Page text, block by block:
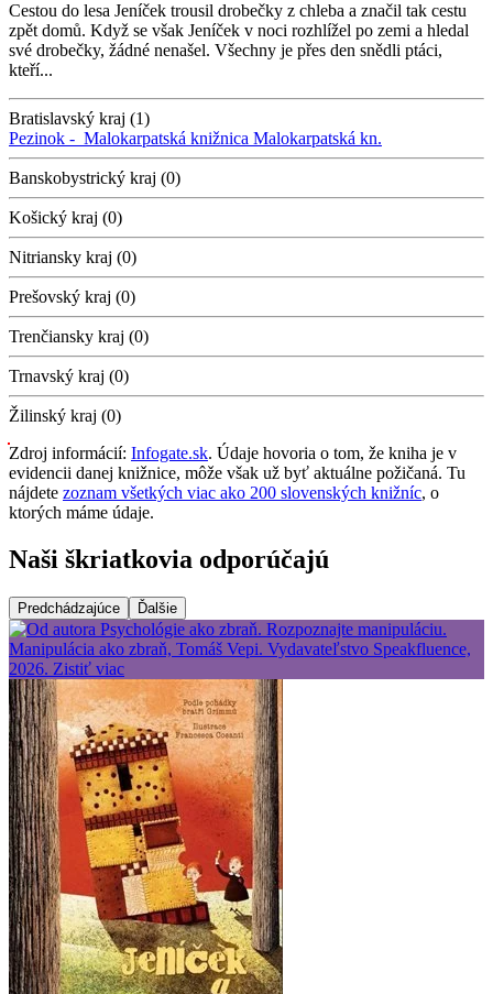
Cestou do lesa Jeníček trousil drobečky z chleba a značil tak cestu
zpět domů. Když se však Jeníček v noci rozhlížel po zemi a hledal
své drobečky, žádné nenašel. Všechny je přes den snědli ptáci,
kteří...
Bratislavský kraj (1)
Pezinok - Malokarpatská knižnica Malokarpatská kn.
Banskobystrický kraj (0)
Košický kraj (0)
Nitriansky kraj (0)
Prešovský kraj (0)
Trenčiansky kraj (0)
Trnavský kraj (0)
Žilinský kraj (0)
Zdroj informácií: Infogate.sk. Údaje hovoria o tom, že kniha je v
evidencii danej knižnice, môže však už byť aktuálne požičaná. Tu
nájdete zoznam všetkých viac ako 200 slovenských knižníc, o
ktorých máme údaje.
Naši škriatkovia odporúčajú
Predchádzajúce Ďalšie